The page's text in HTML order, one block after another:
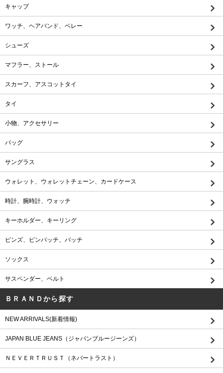
キャップ
ワッチ、ヘアバンド、ベレー
シューズ
マフラー、ストール
スカーフ、アスコットタイ
タイ
小物、アクセサリー
バッグ
サングラス
ウォレット、ウォレットチェーン、カードケース
時計、腕時計、ウォッチ
キーホルダー、キーリング
ピンズ、ピンバッチ、バッチ
ソックス
サスペンダー、ベルト
ＢＲＡＮＤから探す
NEW ARRIVALS(新着情報)
JAPAN BLUE JEANS（ジャパンブルージーンズ）
ＮＥＶＥＲＴＲＵＳＴ（ネバートラスト）